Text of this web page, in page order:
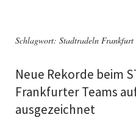
Schlagwort: Stadtradeln Frankfurt
Neue Rekorde beim
Frankfurter Teams
ausgezeichnet